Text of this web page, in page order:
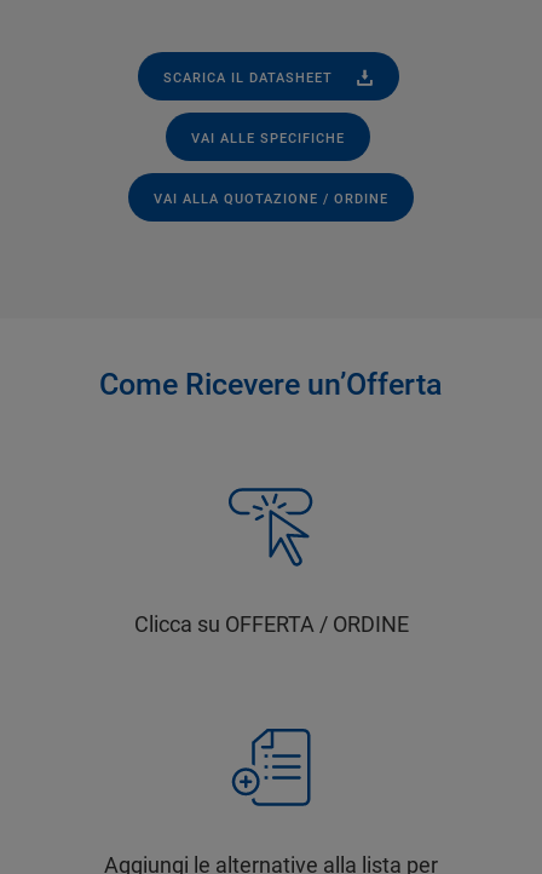
SCARICA IL DATASHEET
VAI ALLE SPECIFICHE
VAI ALLA QUOTAZIONE / ORDINE
Come Ricevere un’Offerta
Clicca su OFFERTA / ORDINE
Aggiungi le alternative alla lista per